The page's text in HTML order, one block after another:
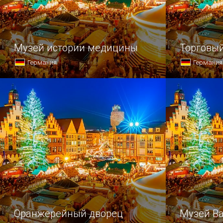
Музей истории медицины
Германия
Если вас привлекает всё, что
связано с врачеванием, или же
вы имеете непосредственное
отношение к этой науке, то вам
стоит побывать в одном из самых
впечатляющих медицинских музеев
мира, находящемся в…
Германия
Опытного
в Дрезден
не только
на
посетить
Оранжерейный дворец Музей